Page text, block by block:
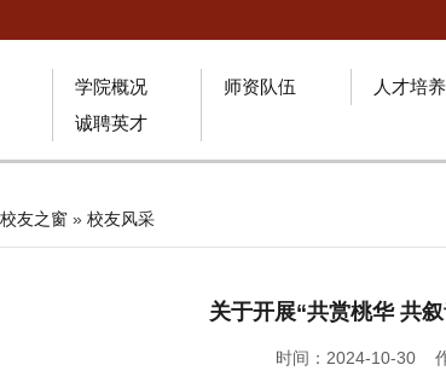
学院概况 师资队伍 人才培养
诚聘英才
校友之窗 » 校友风采
关于开展“共赏桃华 共
时间：2024-10-30